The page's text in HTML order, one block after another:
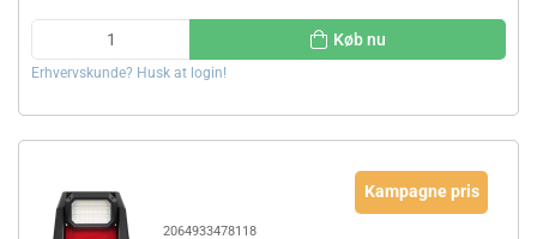
Køb nu
Erhvervskunde? Husk at login!
Kampagne pris
2064933478118